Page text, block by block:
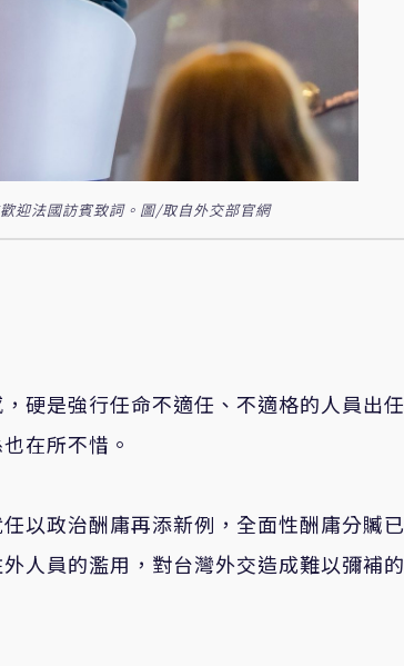
迎法國訪賓致詞。圖/取自外交部官網
硬是強行任命不適任、不適格的人員出任
在所不惜。
以政治酬庸再添新例，全面性酬庸分贓已
人員的濫用，對台灣外交造成難以彌補的